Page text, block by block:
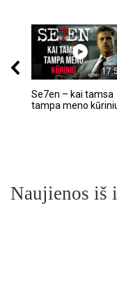
Se7en – kai tamsa
tampa meno
Naujienos iš